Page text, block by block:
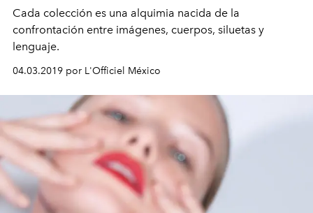
Cada colección es una alquimia nacida de la
confrontación entre imágenes, cuerpos, siluetas y
lenguaje.
04.03.2019 por L'Officiel México